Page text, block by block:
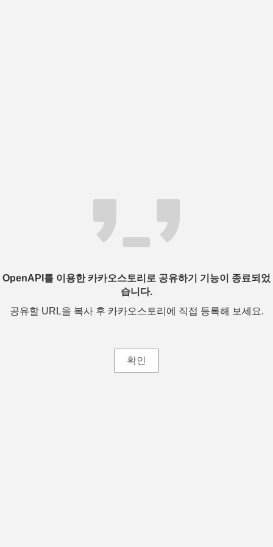
OpenAPI를 이용한 카카오스토리로 공유하기 기능이 종료되었
습니다.
공유할 URL을 복사 후 카카오스토리에 직접 등록해 보세요.
확인